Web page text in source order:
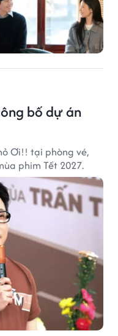
bố dự án
Ơi!! tại phòng vé,
phim Tết 2027.